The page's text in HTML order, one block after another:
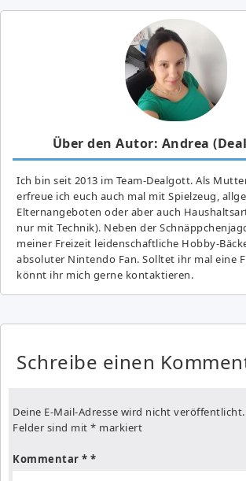
Über den Autor: Andrea
Ich bin seit 2013 im Team-Dealgott. Als
erfreue ich euch auch mal mit Spielzeug,
Elternangeboten oder aber auch
nur mit Technik). Neben der
meiner Freizeit leidenschaftliche Hobby-
absoluter Nintendo Fan. Solltet ihr mal eine
könnt ihr mich gerne kontaktieren.
Schreibe einen
Deine E-Mail-Adresse wird nicht veröffentlicht.
Felder sind mit * markiert
Kommentar *